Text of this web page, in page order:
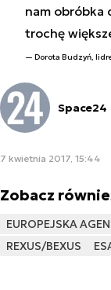
nam obróbka
trochę
Dorota Budzyń,
Space24
7 kwietnia 2017, 15:44
Zobacz
EUROPEJSKA
REXUS/BEXUS